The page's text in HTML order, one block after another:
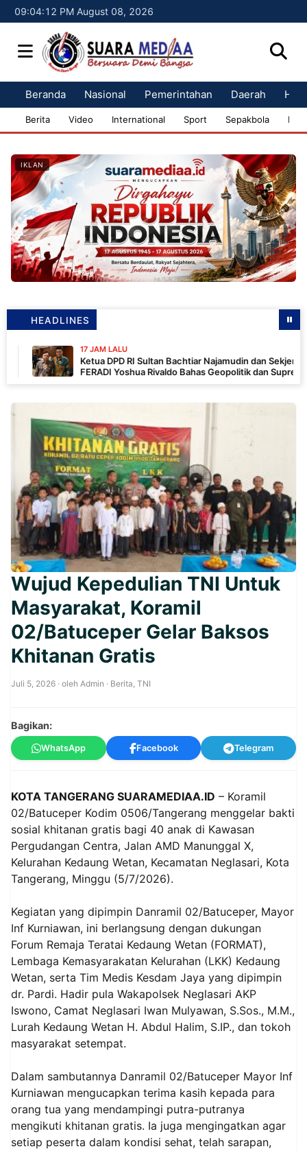
09:04:13 PM August 08, 2026
Beranda Nasional Pemerintahan Daerah
Berita Video International Sport Sepakbola
IKLAN
HEADLINES
17 JAM LALU
Ketua DPD RI Sultan Bachtiar Najamudin dan Sekjen LBH
FERADI Yoshua Rivaldo Bahas Geopolitik dan Supremasi
Wujud Kepedulian TNI Untuk
Masyarakat, Koramil
02/Batuceper Gelar Baksos
Khitanan Gratis
Juli 5, 2026 · oleh Admin · Berita, TNI
Bagikan:
WhatsApp Facebook Telegram
KOTA TANGERANG SUARAMEDIAA.ID – Koramil
02/Batuceper Kodim 0506/Tangerang menggelar bakti
sosial khitanan gratis bagi 40 anak di Kawasan
Pergudangan Centra, Jalan AMD Manunggal X,
Kelurahan Kedaung Wetan, Kecamatan Neglasari, Kota
Tangerang, Minggu (5/7/2026).
Kegiatan yang dipimpin Danramil 02/Batuceper, Mayor
Inf Kurniawan, ini berlangsung dengan dukungan
Forum Remaja Teratai Kedaung Wetan (FORMAT),
Lembaga Kemasyarakatan Kelurahan (LKK) Kedaung
Wetan, serta Tim Medis Kesdam Jaya yang dipimpin
dr. Pardi. Hadir pula Wakapolsek Neglasari AKP
Iswono, Camat Neglasari Iwan Mulyawan, S.Sos., M.M.,
Lurah Kedaung Wetan H. Abdul Halim, S.IP., dan tokoh
masyarakat setempat.
Dalam sambutannya Danramil 02/Batuceper Mayor Inf
Kurniawan mengucapkan terima kasih kepada para
orang tua yang mendampingi putra-putranya
mengikuti khitanan gratis. Ia juga mengingatkan agar
setiap peserta dalam kondisi sehat, telah sarapan,